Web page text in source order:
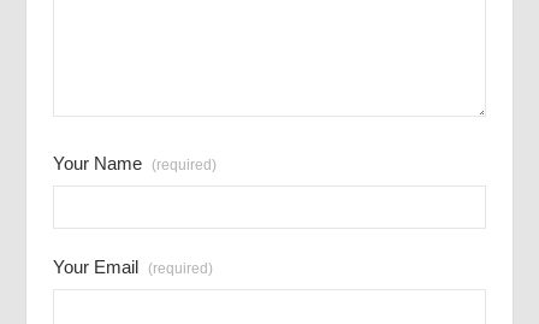
Your Name (required)
Your Email (required)